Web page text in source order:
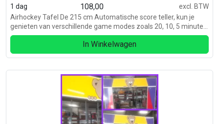
1 dag
108,00
excl. BTW
Airhockey Tafel De 215 cm Automatische score teller, kun je
genieten van verschillende game modes zoals 20, 10, 5 minuten
of per score. En het beste van alles? Gewoon aansluiten op de
In Winkelwagen